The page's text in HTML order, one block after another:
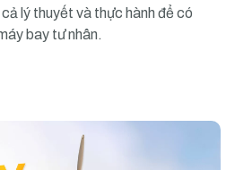
lý thuyết và thực hành để có
bay tư nhân.